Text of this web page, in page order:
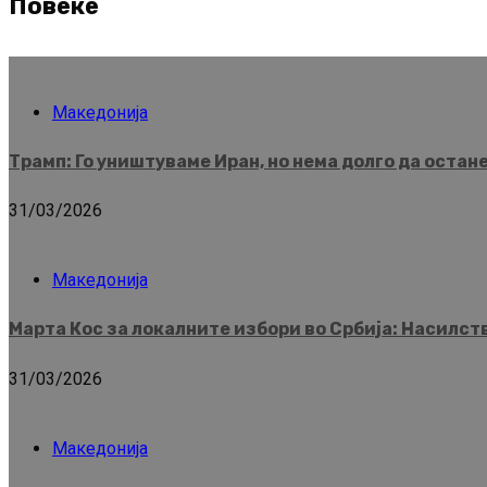
Повеќе
Македонија
Трамп: Го уништуваме Иран, но нема долго да
31/03/2026
Македонија
Марта Кос за локалните избори во Србија:
31/03/2026
Македонија